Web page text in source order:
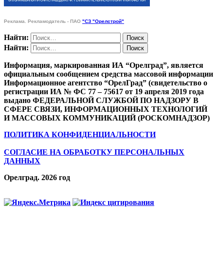
Реклама. Рекламодатель - ПАО "СЗ "Орелстрой"
Найти:
Найти:
Информация, маркированная ИА “Орелград”, является
официальным сообщением средства массовой информации
Информационное агентство “ОрелГрад” (свидетельство о
регистрации ИА № ФС 77 – 75617 от 19 апреля 2019 года
выдано ФЕДЕРАЛЬНОЙ СЛУЖБОЙ ПО НАДЗОРУ В
СФЕРЕ СВЯЗИ, ИНФОРМАЦИОННЫХ ТЕХНОЛОГИЙ
И МАССОВЫХ КОММУНИКАЦИЙ (РОСКОМНАДЗОР)
ПОЛИТИКА КОНФИДЕНЦИАЛЬНОСТИ
СОГЛАСИЕ НА ОБРАБОТКУ ПЕРСОНАЛЬНЫХ
ДАННЫХ
Орелград. 2026 год